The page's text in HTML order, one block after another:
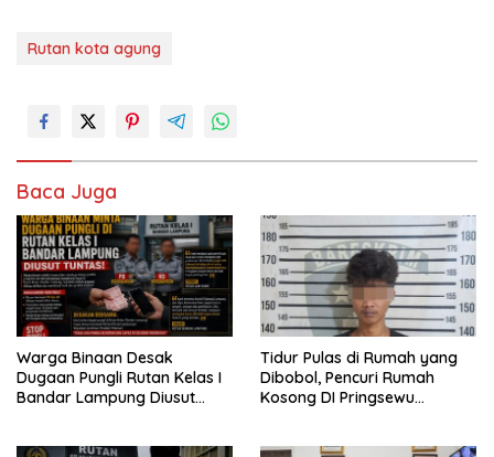
Rutan kota agung
Baca Juga
Warga Binaan Desak
Dugaan Pungli Rutan Kelas I
Bandar Lampung Diusut
Tidur Pulas di Rumah yang
Dibobol, Pencuri Rumah
Kosong DI Pringsewu